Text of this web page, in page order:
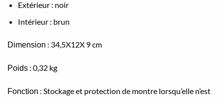
Extérieur : noir
Intérieur : brun
Dimension : 34,5X12X 9 cm
Poids : 0,32 kg
Fonction : Stockage et protection de montre lorsqu’elle n’est